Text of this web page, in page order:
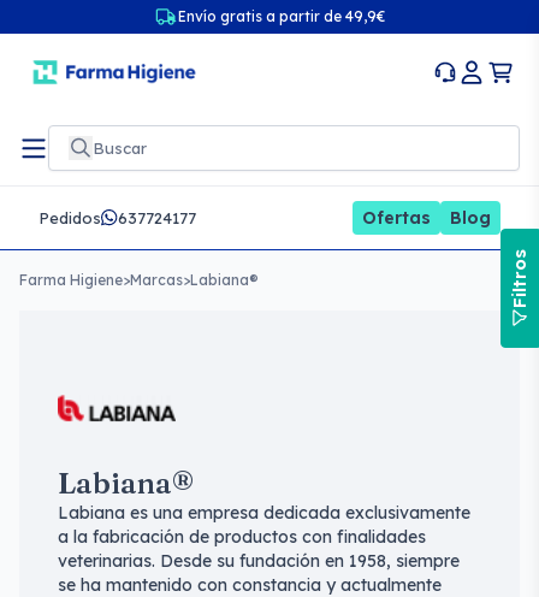
Envío gratis a partir de 49,9€
Pedidos 637724177 Ofertas Blog
Farma Higiene>Marcas>Labiana®
Labiana®
Labiana es una empresa dedicada exclusivamente
a la fabricación de productos con finalidades
veterinarias. Desde su fundación en 1958, siempre
se ha mantenido con constancia y actualmente
Filtros